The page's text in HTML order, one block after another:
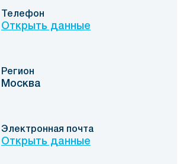
Телефон
Открыть данные
Регион
Москва
Электронная почта
Открыть данные